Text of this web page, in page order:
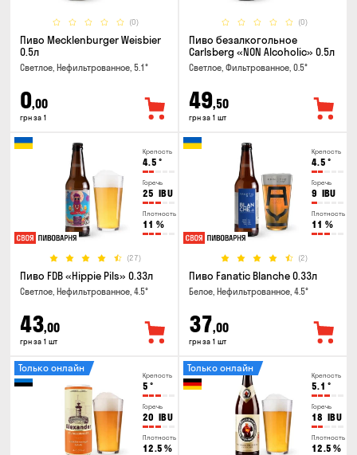
(0)
Пиво Mecklenburger Weisbier
0.5л
Светлое, Нефильтрованное, 5.1°
0,00
грн за 1
(0)
Пиво безалкогольное
Carlsberg «NON Alcoholic» 0.5л
Светлое, Фильтрованное, 0.5°
49,50
грн за 1 шт
Крепость
4.5 °
Горечь
25 IBU
Плотность
11 %
(27)
Пиво FDB «Hippie Pils» 0.33л
Светлое, Нефильтрованное, 4.5°
43,00
грн за 1 шт
Крепость
4.5 °
Горечь
9 IBU
Плотность
11 %
(2)
Пиво Fanatic Blanche 0.33л
Белое, Нефильтрованное, 4.5°
37,00
грн за 1 шт
Крепость
5 °
Горечь
20 IBU
Плотность
12.5 %
Только онлайн
Крепость
5.1 °
Горечь
18 IBU
Плотность
12.5 %
Только онлайн